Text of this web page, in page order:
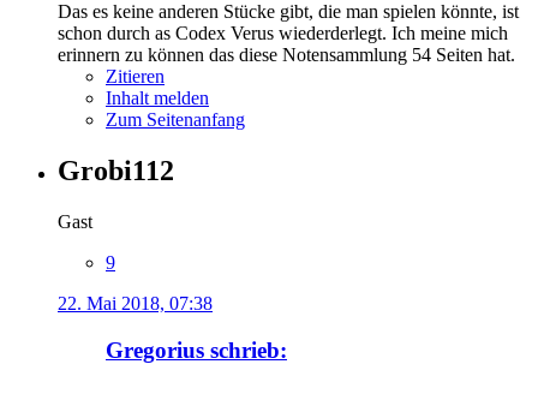
Das es keine anderen Stücke gibt, die man spielen könnte, ist
schon durch as Codex Verus wiederderlegt. Ich meine mich
erinnern zu können das diese Notensammlung 54 Seiten hat.
Zitieren
Inhalt melden
Zum Seitenanfang
Grobi112
Gast
9
22. Mai 2018, 07:38
Gregorius schrieb: